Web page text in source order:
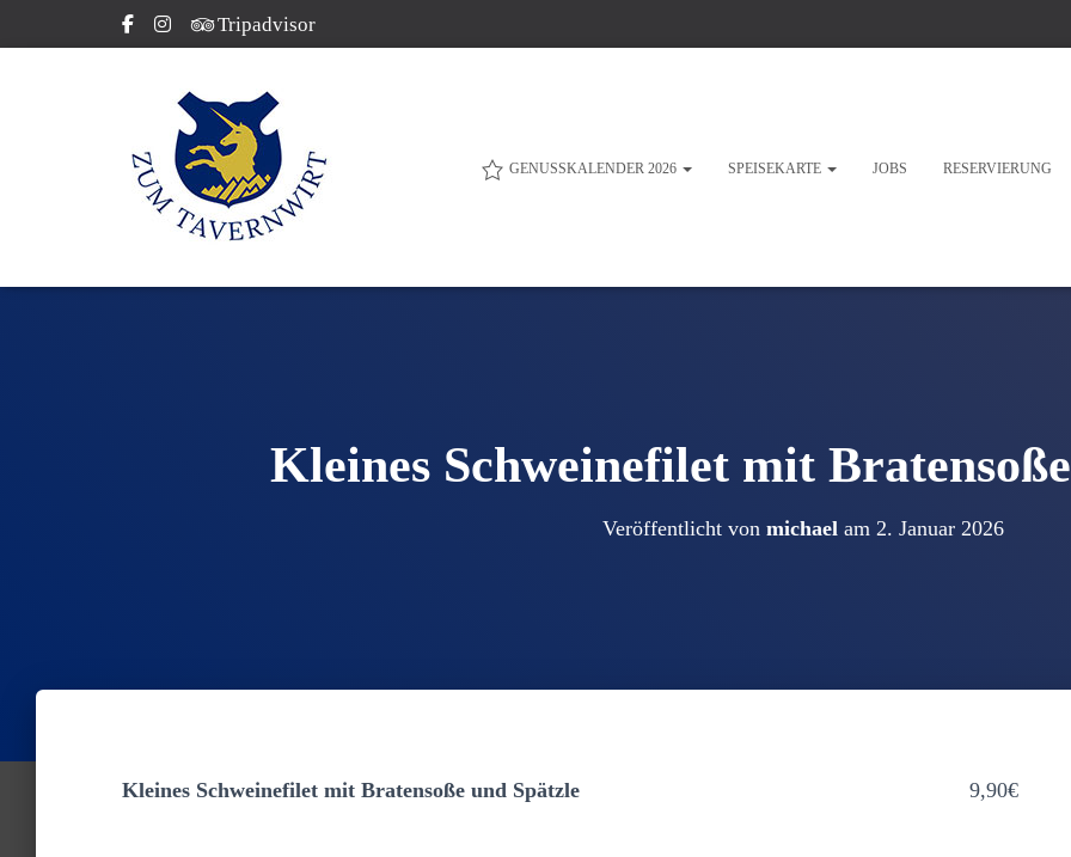
Tripadvisor
GENUSSKALENDER 2026 SPEISEKARTE JOBS RESERVIERUNG
Kleines Schweinefilet mit
Veröffentlicht von michael am 2. Januar 2026
Kleines Schweinefilet mit Bratensoße und Spätzle 9,90€